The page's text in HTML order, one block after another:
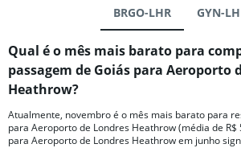
BRGO-LHR GYN-
Qual é o mês mais barato para
passagem de Goiás para Aeroporto
Heathrow?
Atualmente, novembro é o mês mais barato para
para Aeroporto de Londres Heathrow (média de R$
para Aeroporto de Londres Heathrow em junho